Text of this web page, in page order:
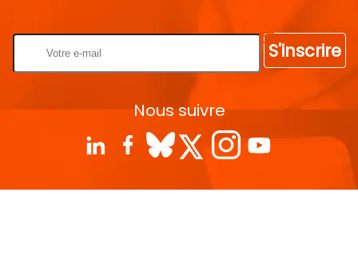
S'inscrire
Nous suivre